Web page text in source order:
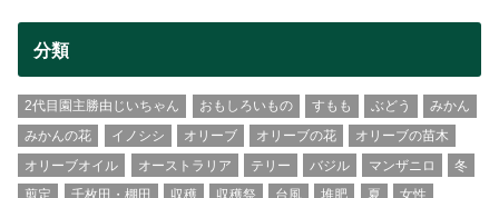
分類
2代目園主勝由じいちゃん おもしろいもの すもも ぶどう
みかん
みかんの花
イノシシ オリーブ オリーブの花
オリーブの苗木
オリーブオイル
オーストラリア テリー バジル マンザニロ
冬
剪定
千枚田・棚田 収穫 収穫祭 台風 堆肥 夏
女性